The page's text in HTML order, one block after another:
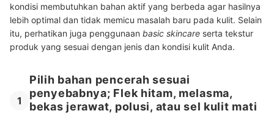
kondisi membutuhkan bahan aktif yang berbeda agar hasilnya
lebih optimal dan tidak memicu masalah baru pada kulit. Selain
itu, perhatikan juga penggunaan basic skincare serta tekstur
produk yang sesuai dengan jenis dan kondisi kulit Anda.
1
Pilih bahan pencerah sesuai
penyebabnya; Flek hitam, melasma,
bekas jerawat, polusi, atau sel kulit mati